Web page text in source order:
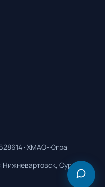
· ХМАО-Югра
Сургут,